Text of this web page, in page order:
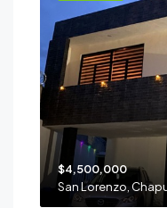
$4,500,000